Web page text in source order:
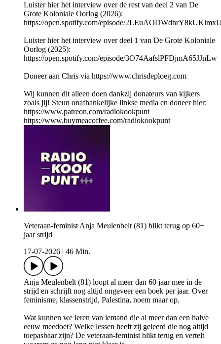
Luister hier het interview over de rest van deel 2 van De
Grote Koloniale Oorlog (2026):
https://open.spotify.com/episode/
Luister hier het interview over deel 1 van De Grote Koloniale
Oorlog (2025):
https://open.spotify.com/episode/3O74AafslPFDjmA65JJnLw
Doneer aan Chris via https://www.chrisdeploeg.com
Wij kunnen dit alleen doen dankzij donateurs van kijkers
zoals jij! Steun onafhankelijke linkse media en doneer hier:
https://www.patreon.com/radiokookpunt
https://www.buymeacoffee.com/radiokookpunt
Veteraan-feminist Anja Meulenbelt (81) blikt terug op 60+
jaar strijd
17-07-2026
46 Min.
Anja Meulenbelt (81) loopt al meer dan 60 jaar mee in de
strijd en schrijft nog altijd ongeveer een boek per jaar. Over
feminisme, klassenstrijd, Palestina, noem maar op.
Wat kunnen we leren van iemand die al meer dan een halve
eeuw meedoet? Welke lessen heeft zij geleerd die nog altijd
toepasbaar zijn? De veteraan-feminist blikt terug en vertelt